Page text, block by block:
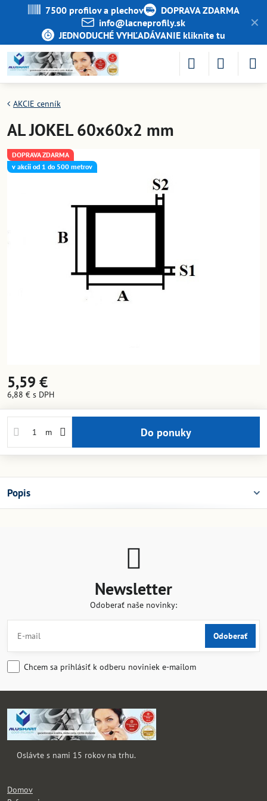
✕
7500 profilov a plechov
DOPRAVA ZDARMA
info​@lacneprofily​.sk
JEDNODUCHÉ VYHĽADÁVANIE kliknite tu
DOPRAVA ZDARMA
v akcii od 1 do 500 metrov
AKCIE cenník
AL JOKEL 60x60x2 mm
5,59 €
6,88 € s DPH
m Do ponuky
Popis
Newsletter
Odoberať naše novinky:
Odoberať
Chcem sa prihlásiť k odberu noviniek e-mailom
Oslávte s nami 15 rokov na trhu.
Domov